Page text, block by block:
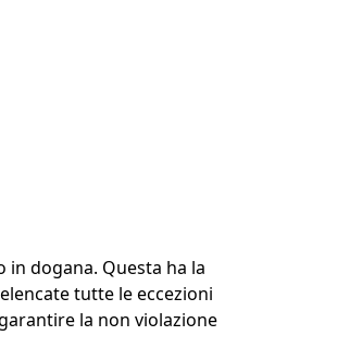
dogana. Questa ha la
tutte le eccezioni
la non violazione